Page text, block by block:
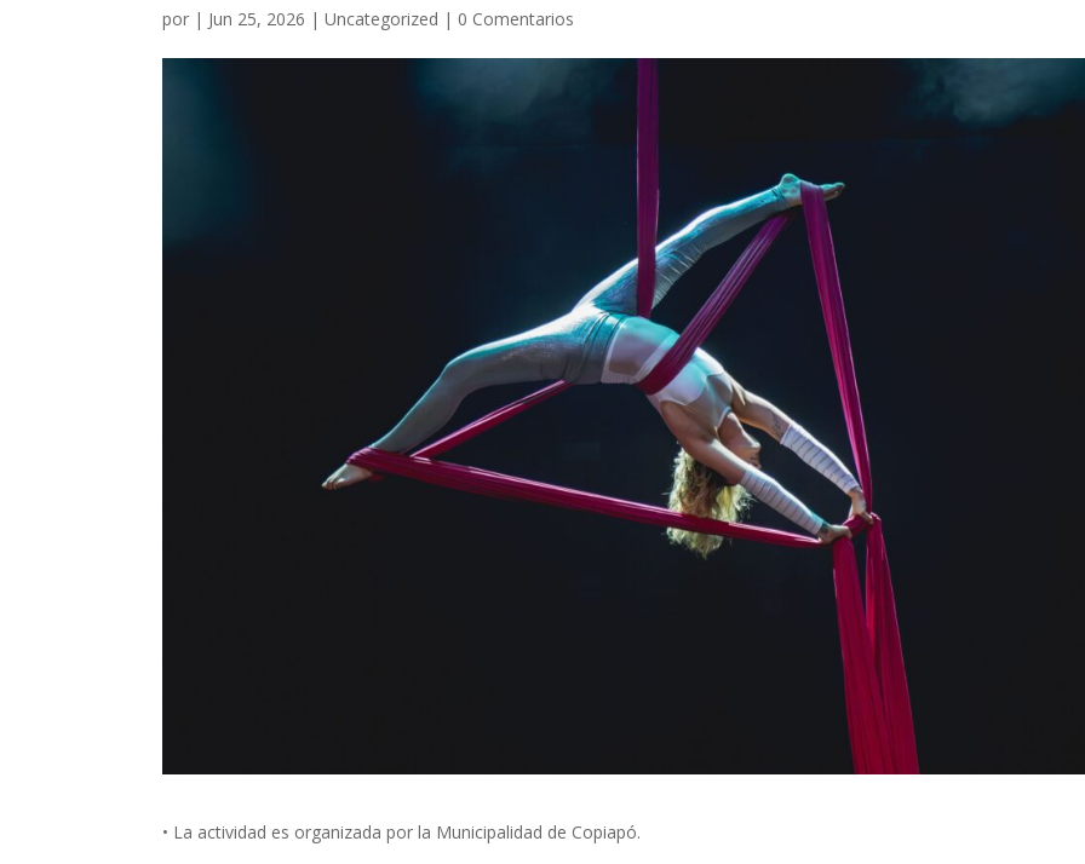
por | Jun 25, 2026 |Uncategorized | 0 Comentarios
• La actividad es organizada por la Municipalidad de Copiapó.